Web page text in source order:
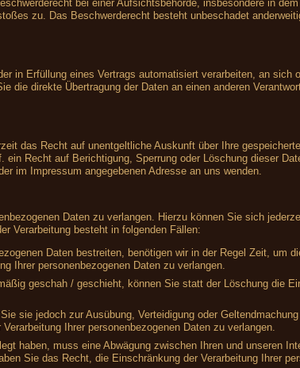
bei einer Aufsichtsbehörde, insbesondere in
zu. Das Beschwerderecht besteht unbeschadet
in Erfüllung eines Vertrags automatisiert verarbeiten, an sich
die direkte Übertragung der Daten an einen anderen
das Recht auf unentgeltliche Auskunft über Ihre
Recht auf Berichtigung, Sperrung oder Löschung dieser
im Impressum angegebenen Adresse an uns wenden.
Daten zu verlangen. Hierzu können Sie sich
Verarbeitung besteht in folgenden Fällen:
Daten bestreiten, benötigen wir in der Regel Zeit, um
Ihrer personenbezogenen Daten zu verlangen.
geschah / geschieht, können Sie statt der Löschung die
sie jedoch zur Ausübung, Verteidigung oder
Ihrer personenbezogenen Daten zu verlangen.
haben, muss eine Abwägung zwischen Ihren und unseren
Sie das Recht, die Einschränkung der Verarbeitung Ihrer